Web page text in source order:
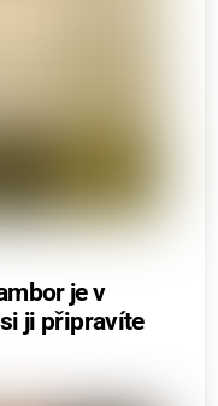
je v
ji připravíte